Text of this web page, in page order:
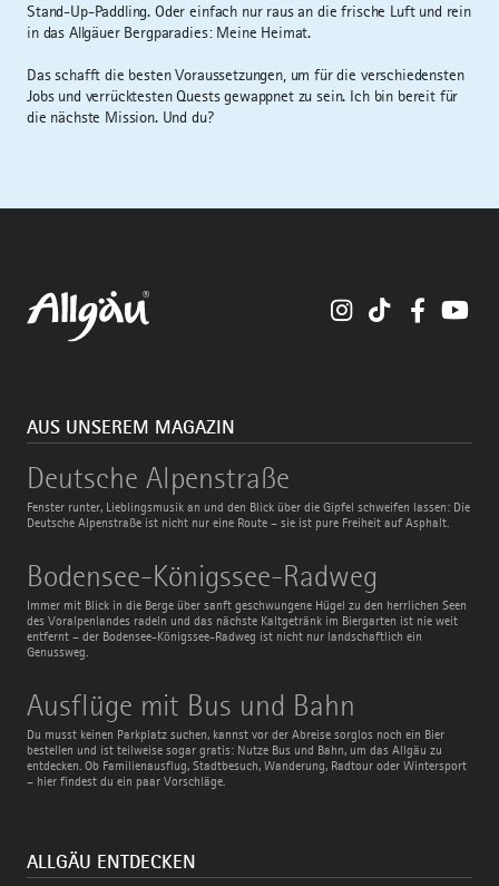
Stand-Up-Paddling. Oder einfach nur raus an die frische Luft und rein
in das Allgäuer Bergparadies: Meine Heimat.
Das schafft die besten Voraussetzungen, um für die verschiedensten
Jobs und verrücktesten Quests gewappnet zu sein. Ich bin bereit für
die nächste Mission. Und du?
InstagramTikTok
AUS UNSEREM MAGAZIN
Deutsche Alpenstraße
Fenster runter, Lieblingsmusik an und den Blick über die Gipfel schweifen lassen: Die
Deutsche Alpenstraße ist nicht nur eine Route – sie ist pure Freiheit auf Asphalt.
Deutsche
Alpenstraße
Bodensee-Königssee-Radweg
Immer mit Blick in die Berge über sanft geschwungene Hügel zu den herrlichen Seen
des Voralpenlandes radeln und das nächste Kaltgetränk im Biergarten ist nie weit
entfernt – der Bodensee-Königssee-Radweg ist nicht nur landschaftlich ein
Genussweg.
Bodensee-
Königssee-
Radweg
Ausflüge mit Bus und Bahn
Du musst keinen Parkplatz suchen, kannst vor der Abreise sorglos noch ein Bier
bestellen und ist teilweise sogar gratis: Nutze Bus und Bahn, um das Allgäu zu
entdecken. Ob Familienausflug, Stadtbesuch, Wanderung, Radtour oder Wintersport
– hier findest du ein paar Vorschläge.
Ausflüge
mit
Bus
und
Bahn
ALLGÄU ENTDECKEN